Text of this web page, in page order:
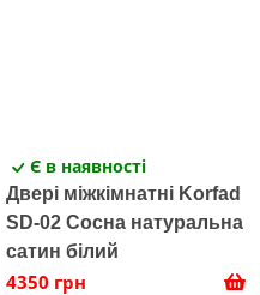
Є в наявності
Двері міжкімнатні Korfad
SD-02 Сосна натуральна
сатин білий
4350 грн